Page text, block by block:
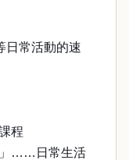
日常活動的速
程
」……日常生活